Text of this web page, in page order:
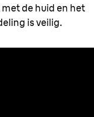
de huid en het
is veilig.